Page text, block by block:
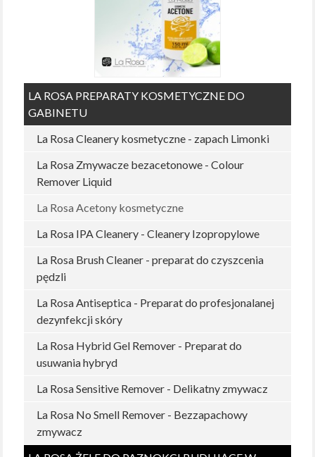
LA ROSA PREPARATY KOSMETYCZNE DO
GABINETU
La Rosa Cleanery kosmetyczne - zapach Limonki
La Rosa Zmywacze bezacetonowe - Colour
Remover Liquid
La Rosa Acetony kosmetyczne
La Rosa IPA Cleanery - Cleanery Izopropylowe
La Rosa Brush Cleaner - preparat do czyszcenia
pędzli
La Rosa Antiseptica - Preparat do profesjonalanej
dezynfekcji skóry
La Rosa Hybrid Gel Remover - Preparat do
usuwania hybryd
La Rosa Sensitive Remover - Delikatny zmywacz
La Rosa No Smell Remover - Bezzapachowy
zmywacz